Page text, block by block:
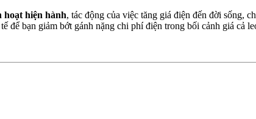
hoạt hiện hành, tác động của việc tăng giá điện đến đời sống,
để bạn giảm bớt gánh nặng chi phí điện trong bối cảnh giá cả